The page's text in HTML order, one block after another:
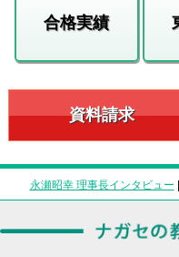
合格実績
資料請求
永瀬昭幸 理事長インタビュー |